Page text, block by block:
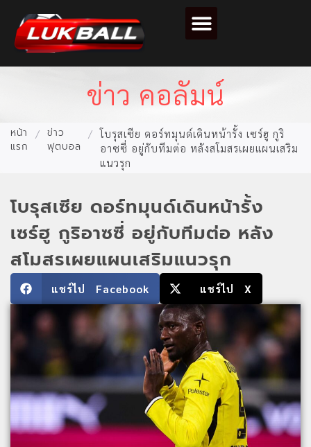
ข่าว คอลัมน์
หน้า
แรก
/ ข่าว
ฟุตบอล
/ โบรุสเซีย ดอร์ทมุนด์เดินหน้ารั้ง เซร์ฮู กูริ
อาซซี่ อยู่กับทีมต่อ หลังสโมสรเผยแผนเสริม
แนวรุก
โบรุสเซีย ดอร์ทมุนด์เดินหน้ารั้ง
เซร์ฮู กูริอาซซี่ อยู่กับทีมต่อ หลัง
สโมสรเผยแผนเสริมแนวรุก
แชร์ไป Facebook แชร์ไป X